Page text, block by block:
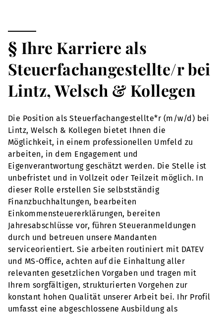
§ Ihre Karriere als
Steuerfachangestellte/r bei
Lintz, Welsch & Kollegen
Die Position als Steuerfachangestellte*r (m/w/d) bei
Lintz, Welsch & Kollegen bietet Ihnen die
Möglichkeit, in einem professionellen Umfeld zu
arbeiten, in dem Engagement und
Eigenverantwortung geschätzt werden. Die Stelle ist
unbefristet und in Vollzeit oder Teilzeit möglich. In
dieser Rolle erstellen Sie selbstständig
Finanzbuchhaltungen, bearbeiten
Einkommensteuererklärungen, bereiten
Jahresabschlüsse vor, führen Steueranmeldungen
durch und betreuen unsere Mandanten
serviceorientiert. Sie arbeiten routiniert mit DATEV
und MS-Office, achten auf die Einhaltung aller
relevanten gesetzlichen Vorgaben und tragen mit
Ihrem sorgfältigen, strukturierten Vorgehen zur
konstant hohen Qualität unserer Arbeit bei. Ihr Profil
umfasst eine abgeschlossene Ausbildung als